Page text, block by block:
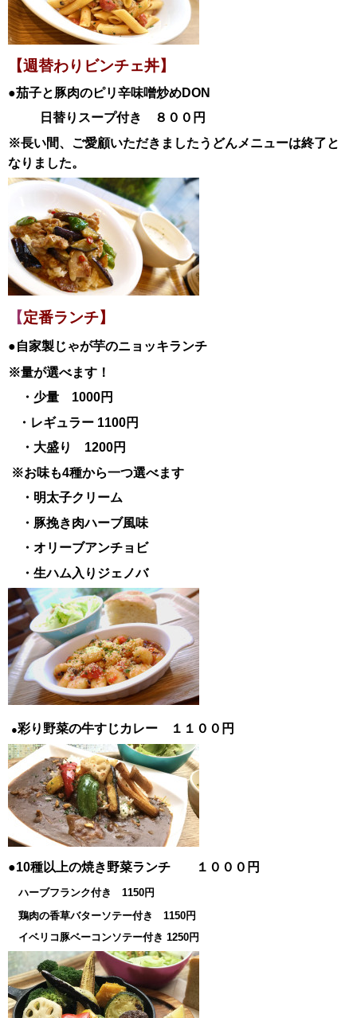
【週替わりビンチェ丼】
●茄子と豚肉のピリ辛味噌炒めDON
日替りスープ付き ８００円
※長い間、ご愛顧いただきましたうどんメニューは終了と
なりました。
【定番ランチ】
●自家製じゃが芋のニョッキランチ
※量が選べます！
・少量 1000円
・レギュラー 1100円
・大盛り 1200円
※お味も4種から一つ選べます
・明太子クリーム
・豚挽き肉ハーブ風味
・オリーブアンチョビ
・生ハム入りジェノバ
●彩り野菜の牛すじカレー １１００円
●10種以上の焼き野菜ランチ １０００円
ハーブフランク付き 1150円
鶏肉の香草バターソテー付き 1150円
イベリコ豚ベーコンソテー付き 1250円